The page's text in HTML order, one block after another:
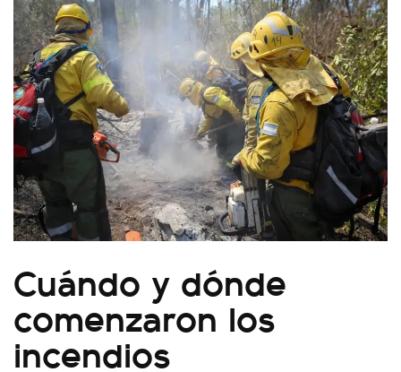
Cuándo y dónde
comenzaron los
incendios